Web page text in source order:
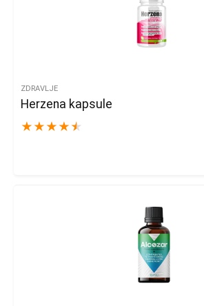
ZDRAVLJE
Herzena kapsule
★ ★ ★ ★ ★